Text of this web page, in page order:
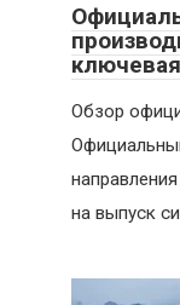
Обзор
на выпуск